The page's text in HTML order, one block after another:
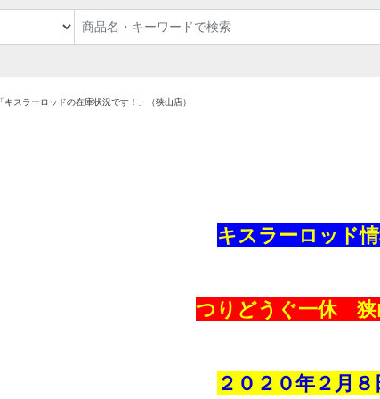
「キスラーロッドの在庫状況です！」（狭山店）
キスラーロッド
つりどうぐ一休 狭
２０２０年２ 月８